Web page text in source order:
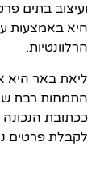
ועיצוב בתים
היא באמצעות
הרלוונטיות.
ליאת באר היא
התמחות רבת
ככתובת
לקבלת פרטים